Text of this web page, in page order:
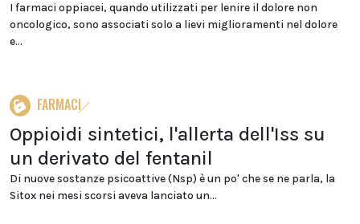
I farmaci oppiacei, quando utilizzati per lenire il dolore non
oncologico, sono associati solo a lievi miglioramenti nel dolore
e...
FARMACI
Oppioidi sintetici, l'allerta dell'Iss su
un derivato del fentanil
Di nuove sostanze psicoattive (Nsp) è un po' che se ne parla, la
Sitox nei mesi scorsi aveva lanciato un...